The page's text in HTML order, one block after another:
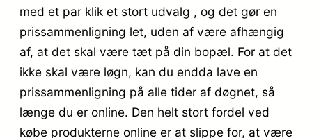
med et par klik et stort udvalg , og det gør en
prissammenligning let, uden af være afhængig
af, at det skal være tæt på din bopæl. For at det
ikke skal være løgn, kan du endda lave en
prissammenligning på alle tider af døgnet, så
længe du er online. Den helt stort fordel ved
købe produkterne online er at slippe for, at være